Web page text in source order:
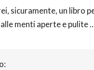
sicuramente, un libro
menti aperte e pulite